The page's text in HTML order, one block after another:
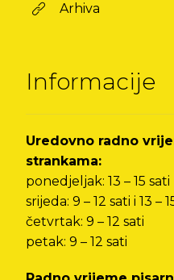
Arhiva
Informacije
Uredovno radno
strankama:
ponedjeljak: 13 – 15 sati
srijeda: 9 – 12 sati i 13 –
četvrtak: 9 – 12 sati
petak: 9 – 12 sati